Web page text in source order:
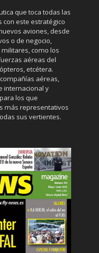
que toca todas las
con este estratégico
aviones, desde
o de negocio,
como los
aéreas del
etcétera.
aéreas,
internacional y
los que
más representativos
sus vertientes.